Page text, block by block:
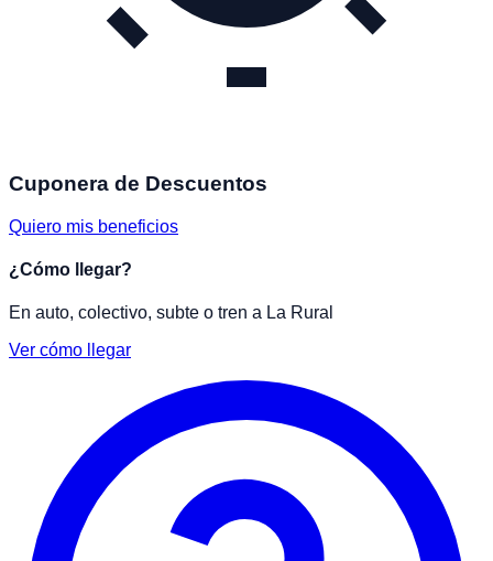
Cuponera de Descuentos
Quiero mis beneficios
¿Cómo llegar?
En auto, colectivo, subte o tren a La Rural
Ver cómo llegar